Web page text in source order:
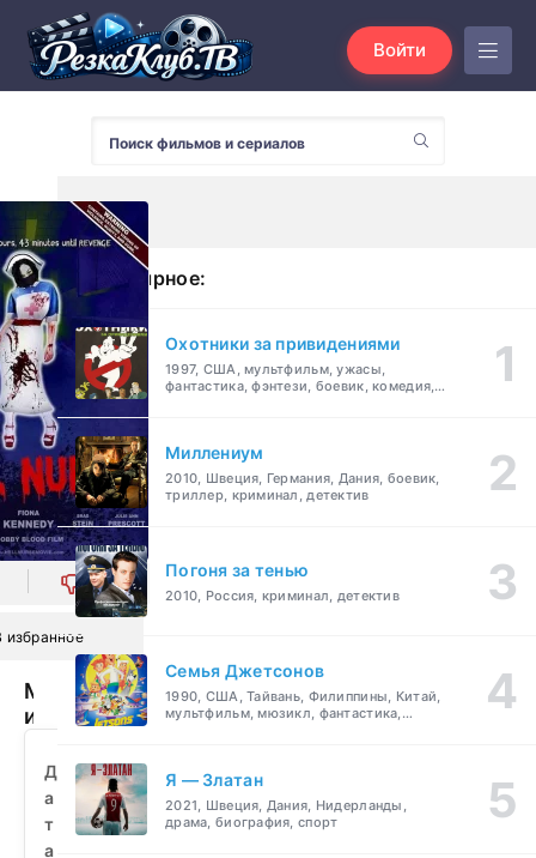
Войти
0
избранное
Медсестра
из
(2019)
смотреть
бесплатно
Д
а
т
а
Популярное:
Охотники за привидениями
1997, США, мультфильм, ужасы,
фантастика, фэнтези, боевик, комедия,
Миллениум
2010, Швеция, Германия, Дания, боевик,
триллер, криминал, детектив
Погоня за тенью
2010, Россия, криминал, детектив
Семья Джетсонов
1990, США, Тайвань, Филиппины, Китай,
мультфильм, мюзикл, фантастика,
Я — Златан
2021, Швеция, Дания, Нидерланды,
драма, биография, спорт